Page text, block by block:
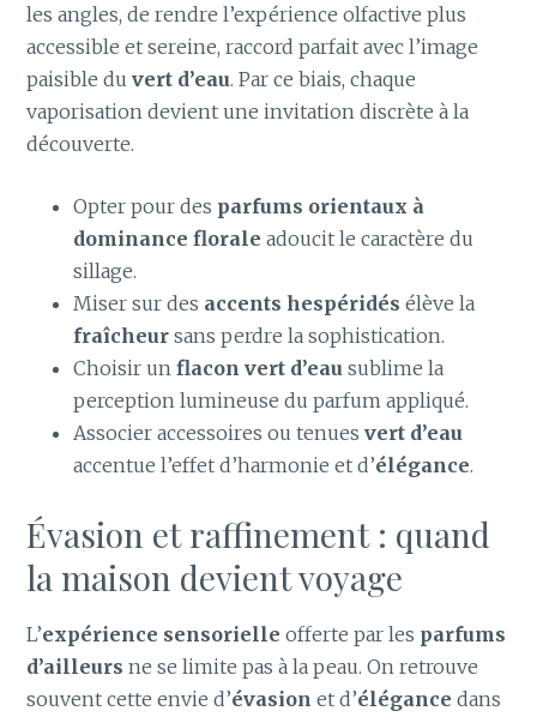
les angles, de rendre l’expérience olfactive plus
accessible et sereine, raccord parfait avec l’image
paisible duvert d’eau. Par ce biais, chaque
vaporisation devient une invitation discrète à la
découverte.
Opter pour des parfums orientaux à
dominance florale adoucit le caractère du
sillage.
Miser sur des accents hespéridés élève la
fraîcheursans perdre la sophistication.
Choisir un flacon vert d’eausublime la
perception lumineuse du parfum appliqué.
Associer accessoires ou tenues vert d’eau
accentue l’effet d’harmonie et d’élégance.
Évasion et raffinement : quand
la maison devient voyage
L’expérience sensorielle offerte par les parfums
d’ailleurs ne se limite pas à la peau. On retrouve
souvent cette envie d’évasion et d’élégance dans